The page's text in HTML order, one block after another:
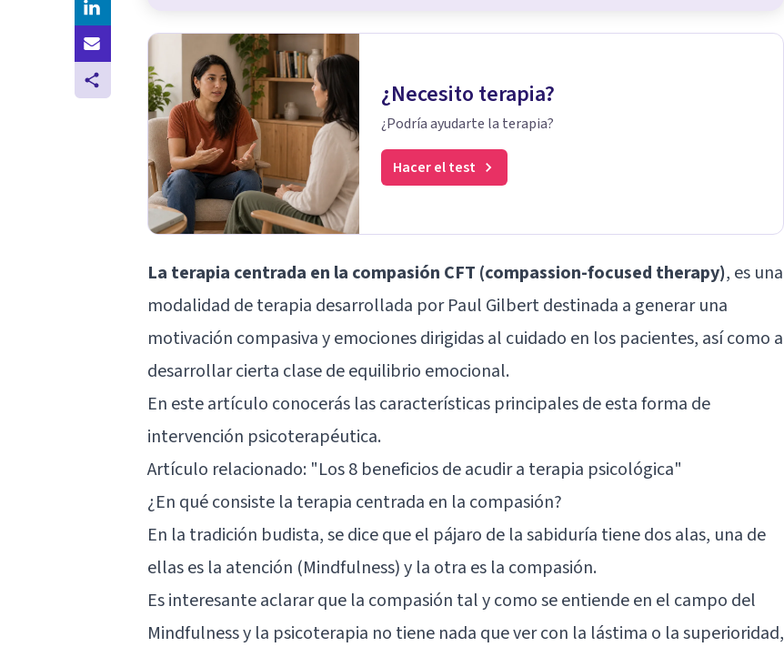
¿Necesito terapia?
¿Podría ayudarte la terapia?
Hacer el test
La terapia centrada en la compasión CFT (compassion-focused therapy), es una
modalidad de terapia desarrollada por Paul Gilbert destinada a generar una
motivación compasiva y emociones dirigidas al cuidado en los pacientes, así como a
desarrollar cierta clase de equilibrio emocional.
En este artículo conocerás las características principales de esta forma de
intervención psicoterapéutica.
Artículo relacionado: "Los 8 beneficios de acudir a terapia psicológica"
¿En qué consiste la terapia centrada en la compasión?
En la tradición budista, se dice que el pájaro de la sabiduría tiene dos alas, una de
ellas es la atención (Mindfulness) y la otra es la compasión.
Es interesante aclarar que la compasión tal y como se entiende en el campo del
Mindfulness y la psicoterapia no tiene nada que ver con la lástima o la superioridad,